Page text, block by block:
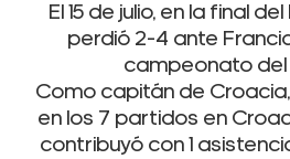
El 15 de julio, en la final
perdió 2-4 ante
campeonato del
Como capitán de
en los 7 partidos en
contribuyó con 1